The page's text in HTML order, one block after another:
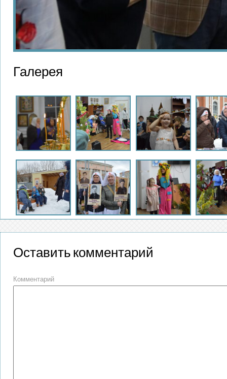
Галерея
Оставить комментарий
Комментарий